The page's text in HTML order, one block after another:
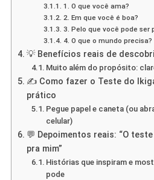
1. O que você ama?
2. Em que você é boa?
3. Pelo que você pode ser
4. O que o mundo precisa?
💡 Benefícios reais de
Muito além do propósito:
✍️ Como fazer o Teste do
prático
Pegue papel e caneta (ou
celular)
💬 Depoimentos reais: “O
pra mim”
Histórias que inspiram e
pode